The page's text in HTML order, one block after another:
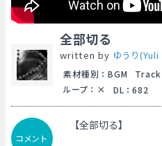
全部切る
written by ゆうり
素材種別 ： BGM
ループ ： DL ： 682
コメント
【全部切る】